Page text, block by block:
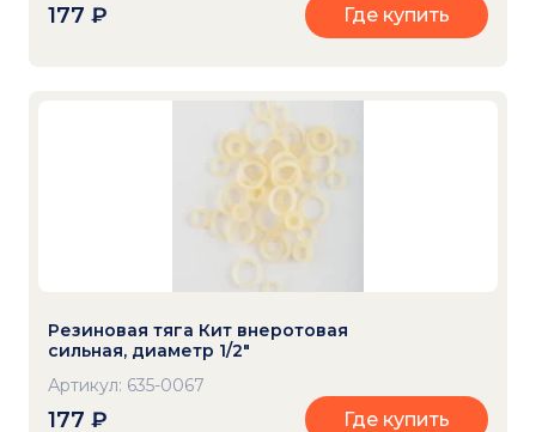
177 ₽ Где купить
Резиновая тяга Кит внеротовая
сильная, диаметр 1/2"
Артикул: 635-0067
177 ₽ Где купить